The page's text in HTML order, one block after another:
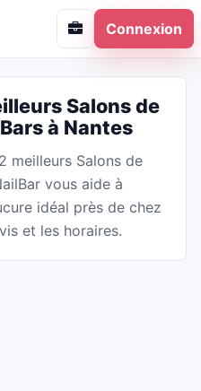
Connexion
Salons de
à Nantes
meilleurs Salons de
vous aide à
idéal près de chez
et les horaires.